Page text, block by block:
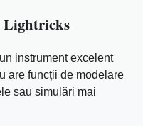
Lightricks
instrument excelent
are funcții de modelare
sau simulări mai